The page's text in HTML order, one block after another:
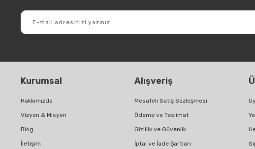
Kurumsal
Hakkımızda
Vizyon & Misyon
Blog
İletişim
Alışveriş
Mesafeli Satış Sözleşmesi
Ödeme ve Teslimat
Gizlilik ve Güvenlik
İptal ve İade Şartları